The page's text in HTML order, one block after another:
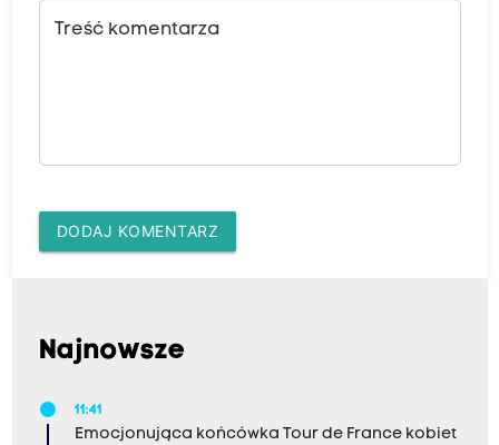
Treść komentarza
DODAJ KOMENTARZ
Najnowsze
11:41
Emocjonująca końcówka Tour de France kobiet